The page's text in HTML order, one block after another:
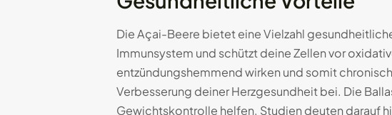
Die Açai-Beere bietet eine Vielzahl
Immunsystem und schützt deine Zellen vor
entzündungshemmend wirken und somit
Verbesserung deiner Herzgesundheit bei. Die
Gewichtskontrolle helfen. Studien deuten darauf